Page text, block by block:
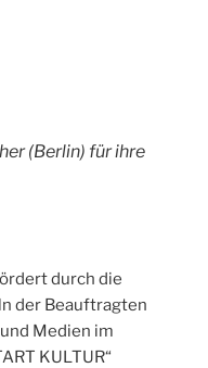
(Berlin) für ihre
durch die
der Beauftragten
Medien im
KULTUR“